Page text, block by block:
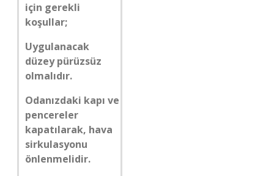
için gerekli
koşullar;
Uygulanacak
düzey pürüzsüz
olmalıdır.
Odanızdaki kapı ve
pencereler
kapatılarak, hava
sirkulasyonu
önlenmelidir.